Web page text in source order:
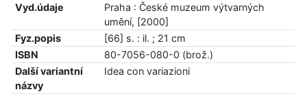
Vyd.údaje
Praha : České muzeum výtvarných
umění, [2000]
Fyz.popis
[66] s. : il. ; 21 cm
ISBN
80-7056-080-0 (brož.)
Další variantní
názvy
Idea con variazioni